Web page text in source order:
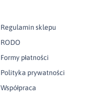
Regulamin sklepu
RODO
Formy płatności
Polityka prywatności
Współpraca